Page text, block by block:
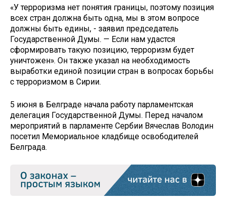
«У терроризма нет понятия границы, поэтому позиция
всех стран должна быть одна, мы в этом вопросе
должны быть едины, ­­­­- заявил председатель
Государственной Думы. — Если нам удастся
сформировать такую позицию, терроризм будет
уничтожен». Он также указал на необходимость
выработки единой позиции стран в вопросах борьбы
с терроризмом в Сирии.
5 июня в Белграде начала работу парламентская
делегация Государственной Думы. Перед началом
мероприятий в парламенте Сербии Вячеслав Володин
посетил Мемориальное кладбище освободителей
Белграда.